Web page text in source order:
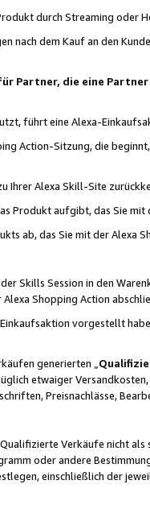
durch Streaming oder
nach dem Kauf an den
Partner, die eine
führt eine Alexa-
Action-Sitzung, die
Ihrer Alexa Skill-Site
Produkt aufgibt, das Sie mit
ab, das Sie mit der Alexa
Skills Session in den
Shopping Action
vorgestellt
generierten „
etwaiger
Preisnachlässe,
Verkäufe nicht
oder andere
einschließlich der